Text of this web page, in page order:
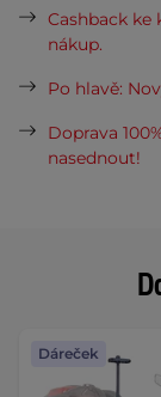
Dáreček
Cashback ke
nákup.
Po hlavě:
Doprava
nasednout!